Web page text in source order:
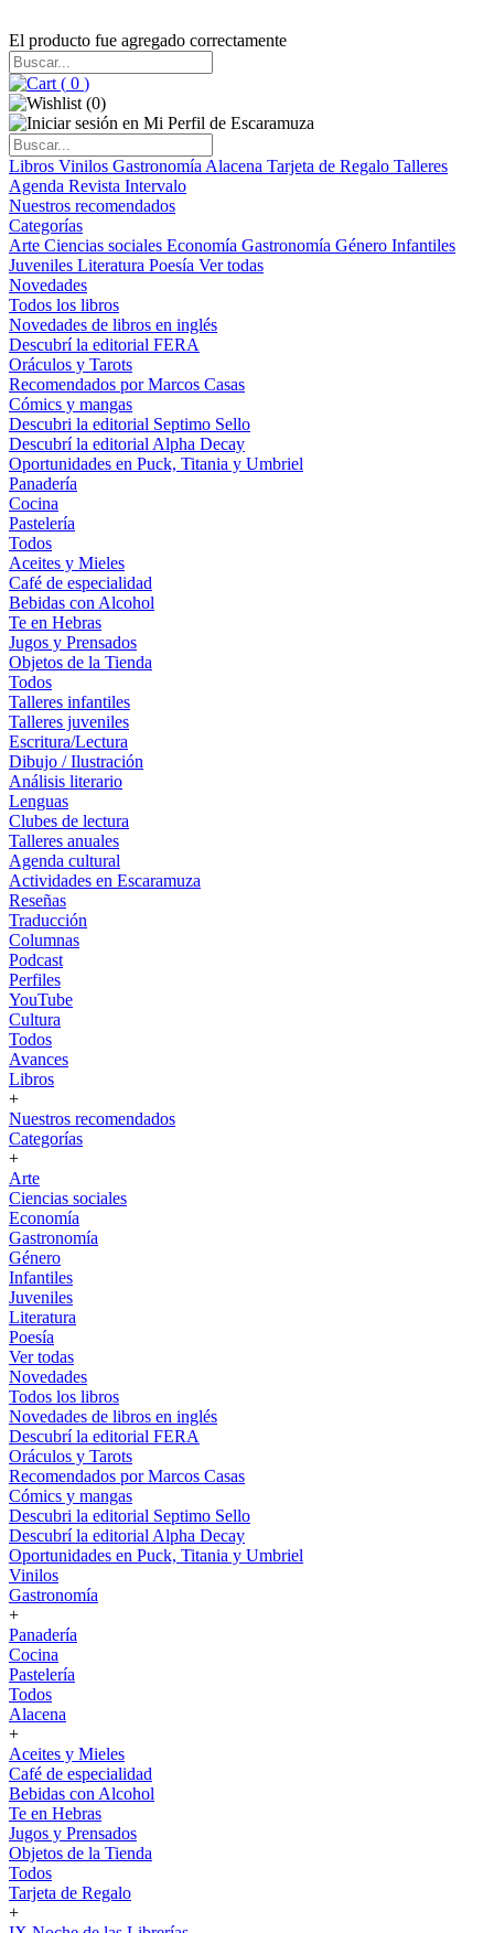
El producto fue agregado correctamente
( 0 )
(0)
Libros Vinilos Gastronomía Alacena Tarjeta de Regalo Talleres
Agenda Revista Intervalo
Nuestros recomendados
Categorías
Arte Ciencias sociales Economía Gastronomía Género Infantiles
Juveniles Literatura Poesía Ver todas
Novedades
Todos los libros
Novedades de libros en inglés
Descubrí la editorial FERA
Oráculos y Tarots
Recomendados por Marcos Casas
Cómics y mangas
Descubri la editorial Septimo Sello
Descubrí la editorial Alpha Decay
Oportunidades en Puck, Titania y Umbriel
Panadería
Cocina
Pastelería
Todos
Aceites y Mieles
Café de especialidad
Bebidas con Alcohol
Te en Hebras
Jugos y Prensados
Objetos de la Tienda
Todos
Talleres infantiles
Talleres juveniles
Escritura/Lectura
Dibujo / Ilustración
Análisis literario
Lenguas
Clubes de lectura
Talleres anuales
Agenda cultural
Actividades en Escaramuza
Reseñas
Traducción
Columnas
Podcast
Perfiles
YouTube
Cultura
Todos
Avances
Libros
+
Nuestros recomendados
Categorías
+
Arte
Ciencias sociales
Economía
Gastronomía
Género
Infantiles
Juveniles
Literatura
Poesía
Ver todas
Novedades
Todos los libros
Novedades de libros en inglés
Descubrí la editorial FERA
Oráculos y Tarots
Recomendados por Marcos Casas
Cómics y mangas
Descubri la editorial Septimo Sello
Descubrí la editorial Alpha Decay
Oportunidades en Puck, Titania y Umbriel
Vinilos
Gastronomía
+
Panadería
Cocina
Pastelería
Todos
Alacena
+
Aceites y Mieles
Café de especialidad
Bebidas con Alcohol
Te en Hebras
Jugos y Prensados
Objetos de la Tienda
Todos
Tarjeta de Regalo
+